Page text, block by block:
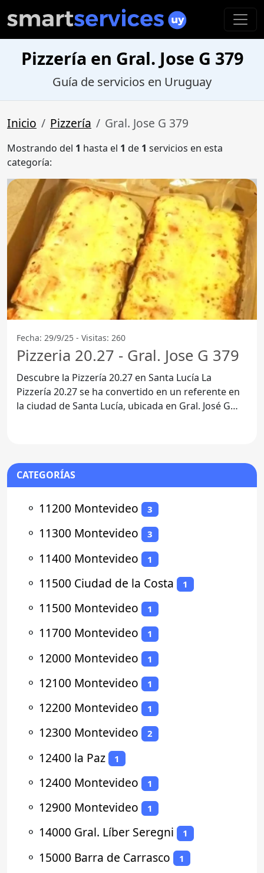
Pizzería en Gral. Jose G 379
Guía de servicios en Uruguay
Inicio Pizzería Gral. Jose G 379
Mostrando del 1 hasta el 1 de 1 servicios en esta
categoría:
Fecha: 29/9/25 - Visitas: 260
Pizzeria 20.27 - Gral. Jose G 379
Descubre la Pizzería 20.27 en Santa Lucía La
Pizzería 20.27 se ha convertido en un referente en
la ciudad de Santa Lucía, ubicada en Gral. José G
CATEGORÍAS
⚬ 11200 Montevideo 3
⚬ 11300 Montevideo 3
⚬ 11400 Montevideo 1
⚬ 11500 Ciudad de la Costa 1
⚬ 11500 Montevideo 1
⚬ 11700 Montevideo 1
⚬ 12000 Montevideo 1
⚬ 12100 Montevideo 1
⚬ 12200 Montevideo 1
⚬ 12300 Montevideo 2
⚬ 12400 la Paz 1
⚬ 12400 Montevideo 1
⚬ 12900 Montevideo 1
⚬ 14000 Gral. Líber Seregni 1
⚬ 15000 Barra de Carrasco 1